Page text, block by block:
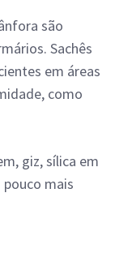
são
Sachês
em áreas
como
giz, sílica em
mais